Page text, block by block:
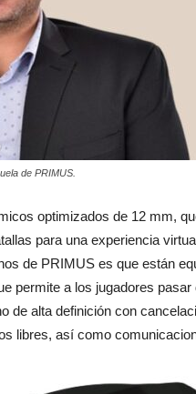
de PRIMUS.
optimizados de 12 mm,
para una experiencia
de PRIMUS es que están
permite a los jugadores
de alta definición con
libres, así como